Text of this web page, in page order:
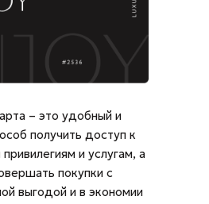
– это удобный и
получить доступ к
и услугам, а
покупки с
выгодой и в экономии